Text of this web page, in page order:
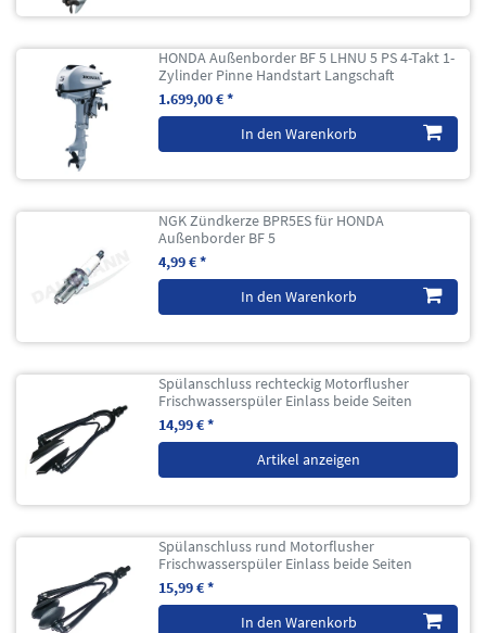
HONDA Außenborder BF 5 LHNU 5 PS 4-Takt 1-
Zylinder Pinne Handstart Langschaft
1.699,00 € *
In den Warenkorb
NGK Zündkerze BPR5ES für HONDA
Außenborder BF 5
4,99 € *
In den Warenkorb
Spülanschluss rechteckig Motorflusher
Frischwasserspüler Einlass beide Seiten
14,99 € *
Artikel anzeigen
Spülanschluss rund Motorflusher
Frischwasserspüler Einlass beide Seiten
15,99 € *
In den Warenkorb